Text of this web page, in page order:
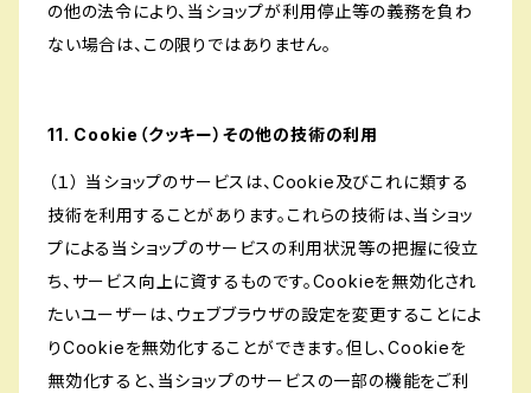
の他の法令により、当ショップが利用停止等の義務を負わ
ない場合は、この限りではありません。
11. Cookie（クッキー）その他の技術の利用
（１） 当ショップのサービスは、Cookie及びこれに類する
技術を利用することがあります。これらの技術は、当ショッ
プによる当ショップのサービスの利用状況等の把握に役立
ち、サービス向上に資するものです。Cookieを無効化され
たいユーザーは、ウェブブラウザの設定を変更することによ
りCookieを無効化することができます。但し、Cookieを
無効化すると、当ショップのサービスの一部の機能をご利